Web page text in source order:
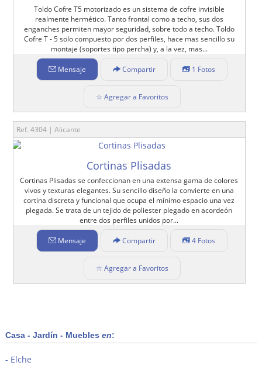
Toldo Cofre T5 motorizado es un sistema de cofre invisible
realmente hermético. Tanto frontal como a techo, sus dos
enganches permiten mayor seguridad, sobre todo a techo. Toldo
Cofre T - 5 solo compuesto por dos perfiles, hace mas sencillo su
montaje (soportes tipo percha) y, a la vez, mas...
Mensaje Compartir 1 Fotos
☆ Agregar a Favoritos
Ref. 4304 | Alicante
Cortinas Plisadas
Cortinas Plisadas se confeccionan en una extensa gama de colores
vivos y texturas elegantes. Su sencillo diseño la convierte en una
cortina discreta y funcional que ocupa el mínimo espacio una vez
plegada. Se trata de un tejido de poliester plegado en acordeón
entre dos perfiles unidos por...
Mensaje Compartir 4 Fotos
☆ Agregar a Favoritos
Casa - Jardín - Muebles en:
Elche